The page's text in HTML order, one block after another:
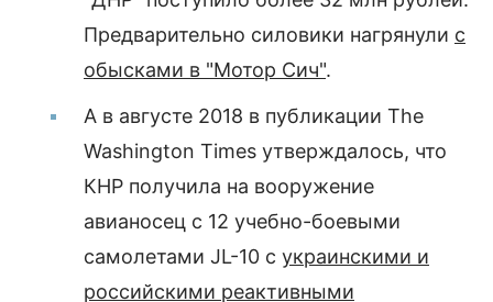
Предварительно силовики нагрянули с
обысками в "Мотор Сич".
А в августе 2018 в публикации The
Washington Times утверждалось, что
КНР получила на вооружение
авианосец с 12 учебно-боевыми
самолетами JL-10 c украинскими и
российскими реактивными